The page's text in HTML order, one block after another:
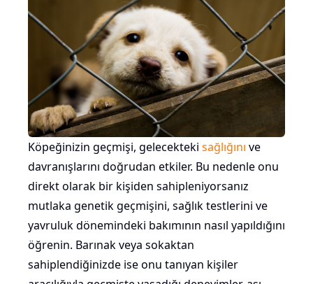
Köpeğinizin geçmişi, gelecekteki sağlığını ve
davranışlarını doğrudan etkiler. Bu nedenle onu
direkt olarak bir kişiden sahipleniyorsanız
mutlaka genetik geçmişini, sağlık testlerini ve
yavruluk dönemindeki bakımının nasıl yapıldığını
öğrenin. Barınak veya sokaktan
sahiplendiğinizde ise onu tanıyan kişiler